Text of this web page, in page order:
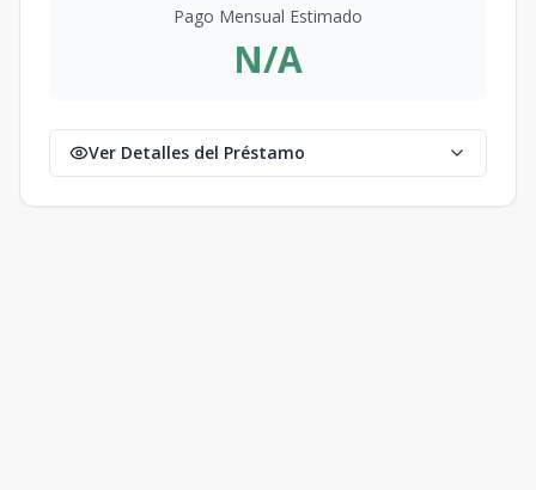
Pago Mensual Estimado
N/A
Ver Detalles del Préstamo